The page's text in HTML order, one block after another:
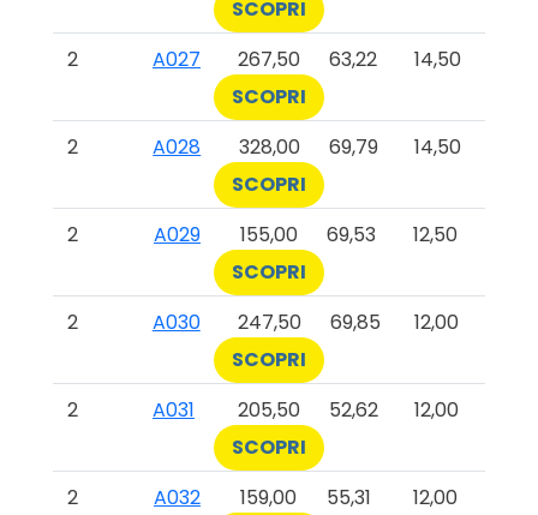
SCOPRI
2
A027 267,50 63,22
14,50
SCOPRI
2
A028 328,00 69,79
14,50
SCOPRI
2
A029 155,00 69,53
12,50
SCOPRI
2
A030 247,50 69,85
12,00
SCOPRI
2
A031 205,50 52,62
12,00
SCOPRI
2
A032 159,00 55,31
12,00